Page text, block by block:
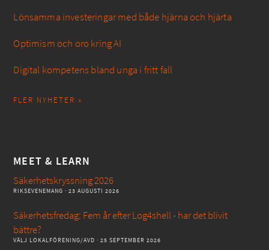
Lönsamma investeringar med både hjärna och hjärta
Optimism och oro kring AI
Digital kompetens bland unga i fritt fall
FLER NYHETER »
MEET & LEARN
Säkerhetskryssning 2026
RIKSEVENEMANG · 23 AUGUSTI 2026
Säkerhetsfredag: Fem år efter Log4shell - har det blivit
bättre?
VÄLJ LOKALFÖRENING/AVD · 25 SEPTEMBER 2026